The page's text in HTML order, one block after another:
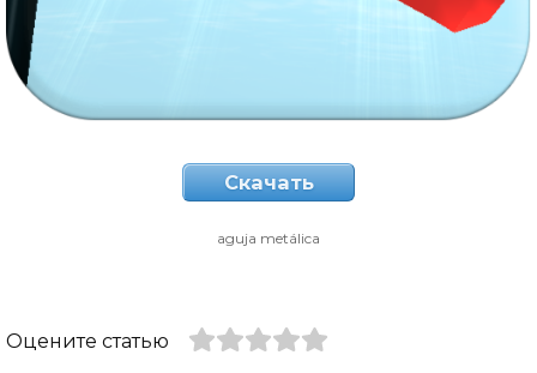
Скачать
aguja metálica
Оцените статью